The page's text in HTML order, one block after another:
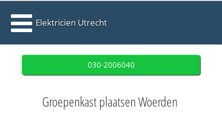
Elektricien Utrecht
030-2006040
Groepenkast plaatsen Woerden